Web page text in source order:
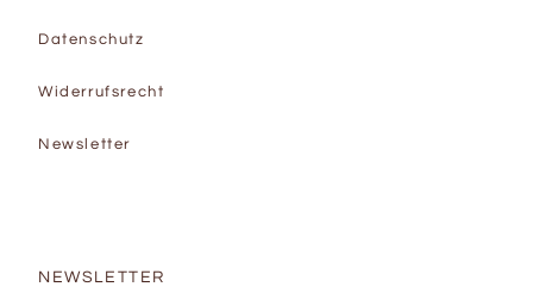
Datenschutz
Widerrufsrecht
Newsletter
NEWSLETTER